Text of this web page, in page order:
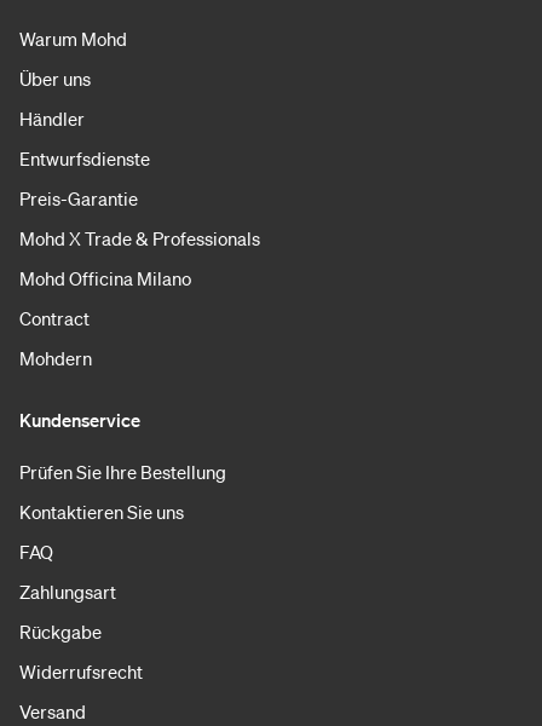
Warum Mohd
Über uns
Händler
Entwurfsdienste
Preis-Garantie
Mohd X Trade & Professionals
Mohd Officina Milano
Contract
Mohdern
Kundenservice
Prüfen Sie Ihre Bestellung
Kontaktieren Sie uns
FAQ
Zahlungsart
Rückgabe
Widerrufsrecht
Versand